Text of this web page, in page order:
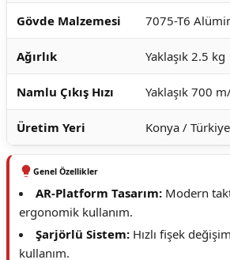
Gövde Malzemesi 7075-T6
Ağırlık Yaklaşık 2.5 kg
Namlu Çıkış Hızı Yaklaşık 700
Üretim Yeri Konya / Türkiye
Genel Özellikler
AR-Platform Tasarım: Modern
ergonomik kullanım.
Şarjörlü Sistem: Hızlı fişek
kullanım.